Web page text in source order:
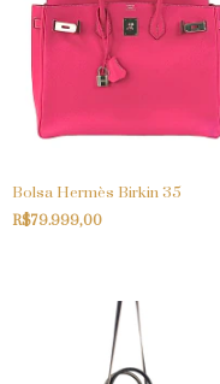
Bolsa Hermès Birkin 35
R$79.999,00